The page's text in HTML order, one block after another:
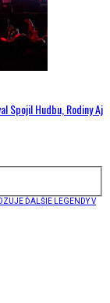
Spojil Hudbu, Rodiny Aj
ĎALŠIE LEGENDY V